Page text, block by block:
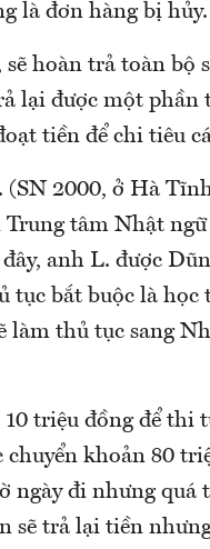
là đơn hàng bị hủy.
hoàn trả toàn bộ
lại được một phần
tiền để chi tiêu
2000, ở Hà
tâm Nhật
anh L. được
tục bắt buộc là
làm thủ tục sang
triệu đồng để thi
khoản 80
ngày đi nhưng quá
sẽ trả lại tiền